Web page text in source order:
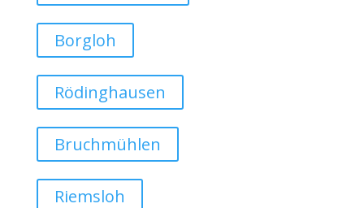
Borgloh
Rödinghausen
Bruchmühlen
Riemsloh